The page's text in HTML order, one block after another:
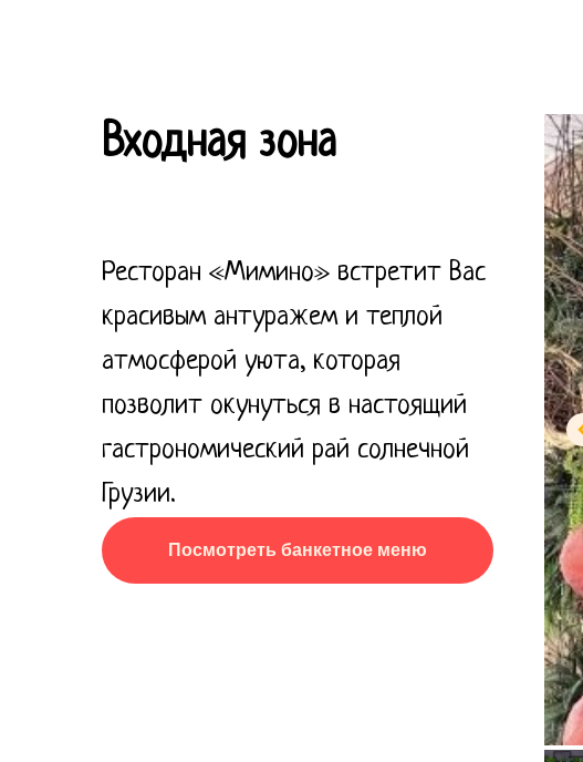
Входная зона
Ресторан «Мимино» встретит Вас
красивым антуражем и теплой
атмосферой уюта, которая
позволит окунуться в настоящий
гастрономический рай солнечной
Грузии.
Посмотреть банкетное меню